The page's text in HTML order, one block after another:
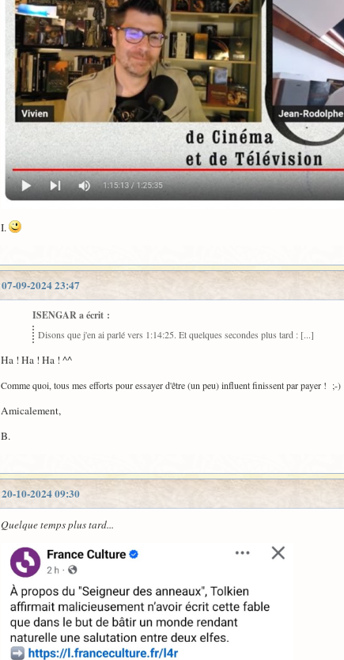
I.
07-09-2024 23:47
ISENGAR a écrit :
Disons que j'en ai parlé vers 1:14:25. Et quelques secondes plus tard : [...]
Ha ! Ha ! Ha ! ^^
Comme quoi, tous mes efforts pour essayer d'être (un peu) influent finissent par payer ! ;-)
Amicalement,
B.
20-10-2024 09:30
Quelque temps plus tard...